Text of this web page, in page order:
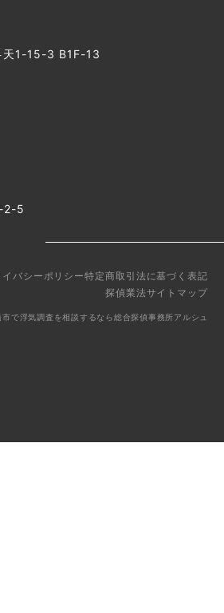
天1-15-3 B1F-13
2-5
イバシーポリシー特定商取引法に基づく表記
探偵業法サイトマップ
で浮気調査を相談するなら総合探偵事務所アルシュ